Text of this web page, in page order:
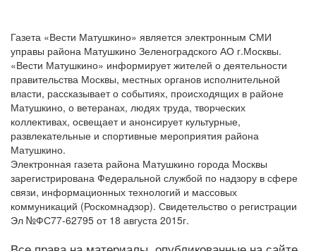
Газета «Вести Матушкино» является электронным СМИ
управы района Матушкино Зеленоградского АО г.Москвы.
«Вести Матушкино» информирует жителей о деятельности
правительства Москвы, местных органов исполнительной
власти, рассказывает о событиях, происходящих в районе
Матушкино, о ветеранах, людях труда, творческих
коллективах, освещает и анонсирует культурные,
развлекательные и спортивные мероприятия района
Матушкино.
Электронная газета района Матушкино города Москвы
зарегистрирована Федеральной службой по надзору в сфере
связи, информационных технологий и массовых
коммуникаций (Роскомнадзор). Свидетельство о регистрации
Эл №ФС77-62795 от 18 августа 2015г.